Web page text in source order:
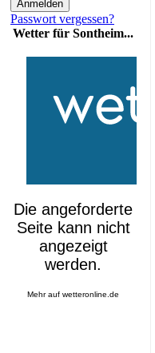
Passwort vergessen?
Wetter für Sontheim...
Mehr aufwetteronline.de